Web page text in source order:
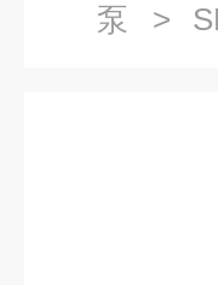
泵
>